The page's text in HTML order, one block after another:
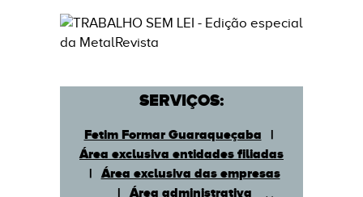
SERVIÇOS:
Fetim Formar Guaraqueçaba
|
Área exclusiva entidades filiadas
|
Área exclusiva das empresas
|
Área administrativa